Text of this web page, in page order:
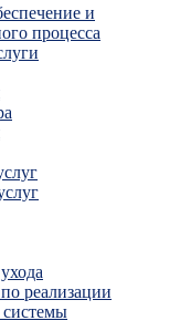
и
процесса
реализации
системы